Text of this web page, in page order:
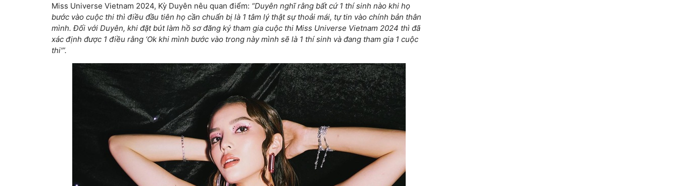
Miss Universe Vietnam 2024, Kỳ Duyên nêu quan điểm: “Duyên nghĩ rằng bất cứ 1 thí sinh nào khi họ
bước vào cuộc thi thì điều đầu tiên họ cần chuẩn bị là 1 tâm lý thật sự thoải mái, tự tin vào chính bản thân
mình. Đối với Duyên, khi đặt bút làm hồ sơ đăng ký tham gia cuộc thi Miss Universe Vietnam 2024 thì đã
xác định được 1 điều rằng ‘Ok khi mình bước vào trong này mình sẽ là 1 thí sinh và đang tham gia 1 cuộc
thi'”.